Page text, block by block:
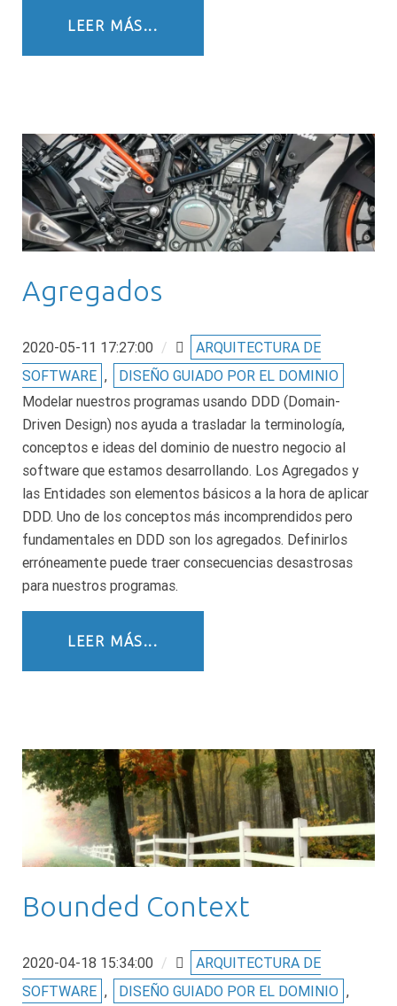
LEER MÁS...
Agregados
2020-05-11 17:27:00 /
ARQUITECTURA DE
SOFTWARE ,
DISEÑO GUIADO POR EL DOMINIO
Modelar nuestros programas usando DDD (Domain-
Driven Design) nos ayuda a trasladar la terminología,
conceptos e ideas del dominio de nuestro negocio al
software que estamos desarrollando. Los Agregados y
las Entidades son elementos básicos a la hora de aplicar
DDD. Uno de los conceptos más incomprendidos pero
fundamentales en DDD son los agregados. Definirlos
erróneamente puede traer consecuencias desastrosas
para nuestros programas.
LEER MÁS...
Bounded Context
2020-04-18 15:34:00 /
ARQUITECTURA DE
SOFTWARE , DISEÑO GUIADO POR EL DOMINIO ,